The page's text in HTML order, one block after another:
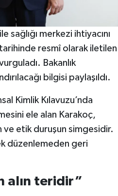
sağlığı merkezi ihtiyacını
resmî olarak iletilen
Bakanlık
bilgisi paylaşıldı.
Kimlik Kılavuzu’nda
ele alan Karakoç,
ve etik duruşun simgesidir.
düzenlemeden geri
alın teridir”